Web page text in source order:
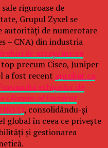
riguroase de
Grupul Zyxel se
autorități de numerotare
– CNA) din industria
de acceptare ca
precum Cisco, Juniper
a fost recent aprobat ca
echipelor de
(Forum of Incident
, consolidându-și
global în ceea ce privește
și gestionarea